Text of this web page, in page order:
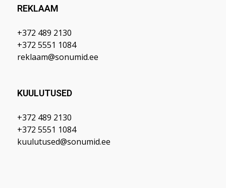
REKLAAM
+372 489 2130
+372 5551 1084
reklaam@sonumid.ee
KUULUTUSED
+372 489 2130
+372 5551 1084
kuulutused@sonumid.ee